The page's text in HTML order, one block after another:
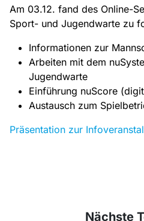
Am 03.12. fand des Online-
Sport- und Jugendwarte zu
Informationen zur
Arbeiten mit dem
Jugendwarte
Einführung nuScore
Austausch zum
Präsentation zur
Nächste